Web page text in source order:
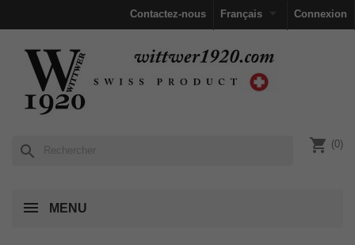
Contactez-nous Français Connexion
search shopping_cart (0)
MENU